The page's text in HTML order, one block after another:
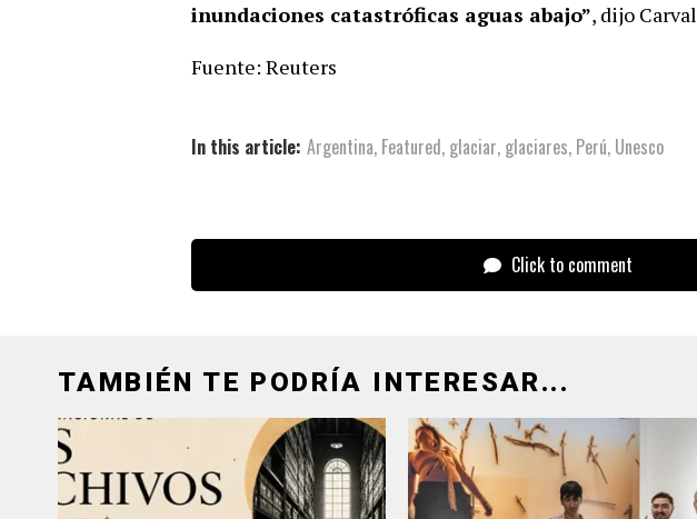
inundaciones catastróficas aguas abajo”, dijo
Fuente: Reuters
In this article: Argentina, Featured, glaciar, glaciares, Perú, Unesco
Click to comment
TAMBIÉN TE PODRÍA INTERESAR...